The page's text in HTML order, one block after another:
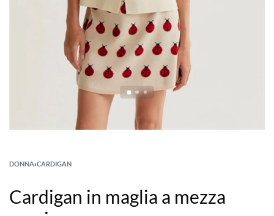
DONNA›CARDIGAN
Cardigan in maglia a mezza